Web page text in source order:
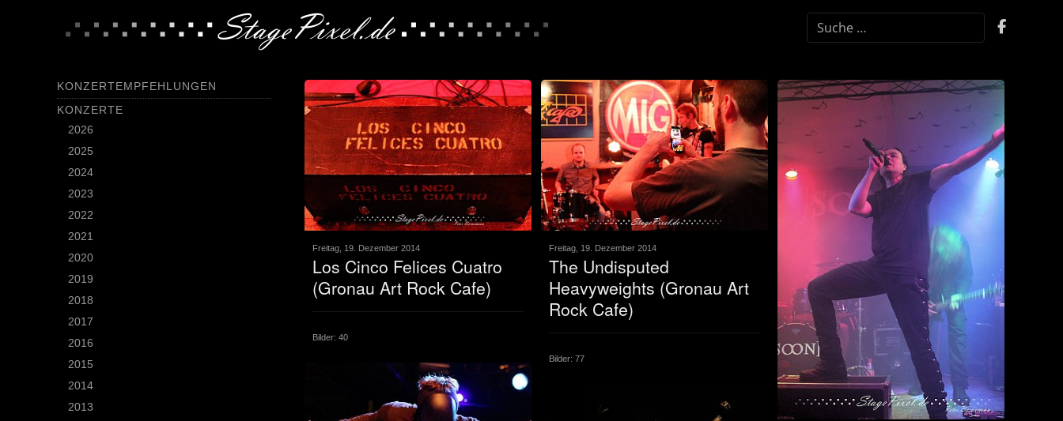
SUCHEN
KONZERTEMPFEHLUNGEN
KONZERTE
2026
2025
2024
2023
2022
2021
2020
2019
2018
2017
2016
2015
2014
2013
Freitag, 19. Dezember 2014
Los Cinco Felices Cuatro
(Gronau Art Rock Cafe)
Bilder: 40
Freitag, 19. Dezember 2014
The Undisputed
Heavyweights (Gronau Art
Rock Cafe)
Bilder: 77